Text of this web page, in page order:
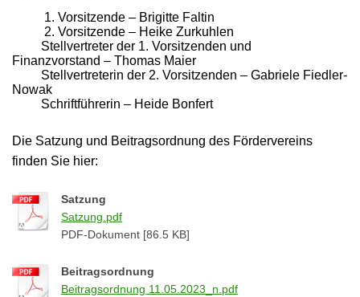
1. Vorsitzende – Brigitte Faltin
2. Vorsitzende – Heike Zurkuhlen
Stellvertreter der 1. Vorsitzenden und
Finanzvorstand – Thomas Maier
Stellvertreterin der 2. Vorsitzenden – Gabriele Fiedler-
Nowak
Schriftführerin – Heide Bonfert
Die Satzung und Beitragsordnung des Fördervereins
finden Sie hier:
Satzung
Satzung.pdf
PDF-Dokument [86.5 KB]
Beitragsordnung
Beitragsordnung 11.05.2023_n.pdf